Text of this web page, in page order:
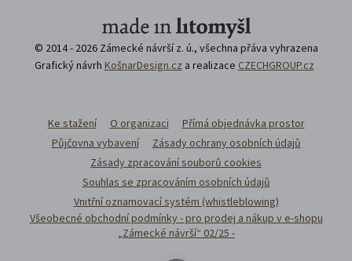
© 2014 - 2026 Zámecké návrší z. ú., všechna přáva vyhrazena
Grafický návrh KošnarDesign.cz a realizace CZECHGROUP.cz
Ke stažení O organizaci
Přímá objednávka prostor
Půjčovna vybavení
Zásady ochrany osobních údajů
Zásady zpracování souborů cookies
Souhlas se zpracováním osobních údajů
Vnitřní oznamovací systém (whistleblowing)
Všeobecné obchodní podmínky - pro prodej a nákup v e-shopu
„Zámecké návrší“ 02/25 -